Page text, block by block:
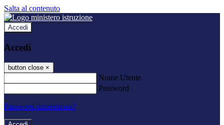
Salta al contenuto
Accedi
Accedi
button close ×
Nome Utente
Password
Password dimenticata?